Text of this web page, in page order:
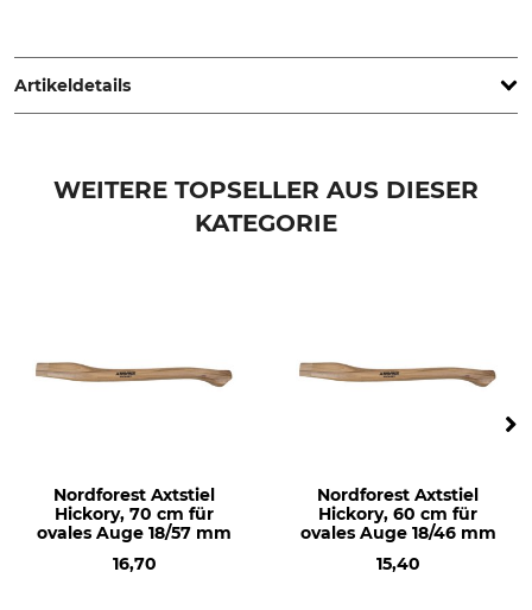
GmbH, Zellach 4, 9413 Frantschach-St. Gertraud, Austria,
www.mueller-hammerwerk.at
Artikeldetails
Holzart
WEITERE TOPSELLER AUS DIESER
KATEGORIE
Nordforest Axtstiel
Hickory, 70 cm für
ovales Auge 18/57 mm
16,70
Nordforest Axtstiel
Hickory, 60 cm für
ovales Auge 18/46 mm
15,40